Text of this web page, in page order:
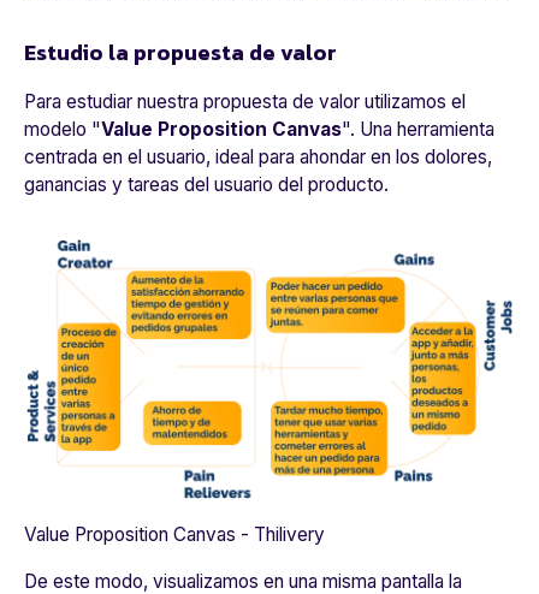
Estudio la propuesta de valor
Para estudiar nuestra propuesta de valor utilizamos el
modelo "Value Proposition Canvas". Una herramienta
centrada en el usuario, ideal para ahondar en los dolores,
ganancias y tareas del usuario del producto.
Value Proposition Canvas - Thilivery
De este modo, visualizamos en una misma pantalla la